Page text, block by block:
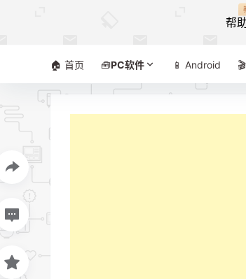
帮
🏠 首页 🧰PC软件 📱 Android